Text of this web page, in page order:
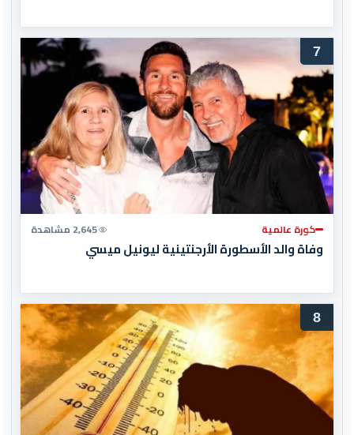
7
كورة عالمية 2,645 مشاهدة
وفاة والد الأسطورة الأرجنتينية ليونيل ميسي
8